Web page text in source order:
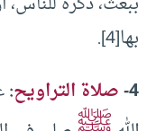
بها[4].
4- صلاة التراويح: